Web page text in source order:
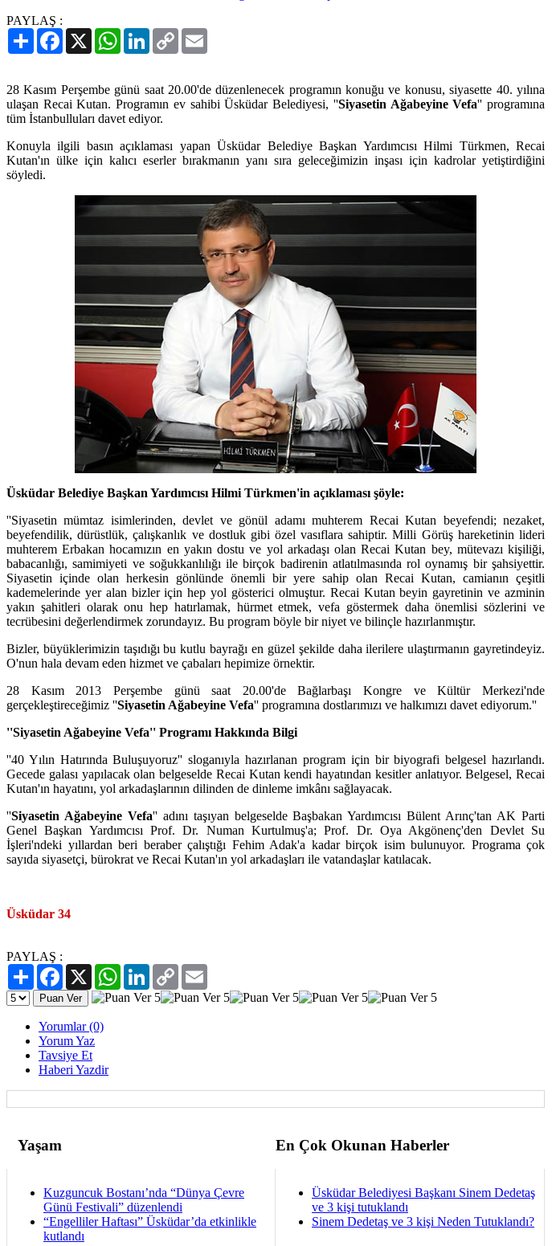
PAYLAŞ :
PaylaşFacebook
X WhatsAppLinkedIn
Copy
Link
28 Kasım Perşembe günü saat 20.00'de düzenlenecek programın konuğu ve konusu, siyasette 40. yılına
ulaşan Recai Kutan. Programın ev sahibi Üsküdar Belediyesi, ''Siyasetin Ağabeyine Vefa'' programına
tüm İstanbulluları davet ediyor.
Konuyla ilgili basın açıklaması yapan Üsküdar Belediye Başkan Yardımcısı Hilmi Türkmen, Recai
Kutan'ın ülke için kalıcı eserler bırakmanın yanı sıra geleceğimizin inşası için kadrolar yetiştirdiğini
söyledi.
Üsküdar Belediye Başkan Yardımcısı Hilmi Türkmen'in açıklaması şöyle:
''Siyasetin mümtaz isimlerinden, devlet ve gönül adamı muhterem Recai Kutan beyefendi; nezaket,
beyefendilik, dürüstlük, çalışkanlık ve dostluk gibi özel vasıflara sahiptir. Milli Görüş hareketinin lideri
muhterem Erbakan hocamızın en yakın dostu ve yol arkadaşı olan Recai Kutan bey, mütevazı kişiliği,
babacanlığı, samimiyeti ve soğukkanlılığı ile birçok badirenin atlatılmasında rol oynamış bir şahsiyettir.
Siyasetin içinde olan herkesin gönlünde önemli bir yere sahip olan Recai Kutan, camianın çeşitli
kademelerinde yer alan bizler için hep yol gösterici olmuştur. Recai Kutan beyin gayretinin ve azminin
yakın şahitleri olarak onu hep hatırlamak, hürmet etmek, vefa göstermek daha önemlisi sözlerini ve
tecrübesini değerlendirmek zorundayız. Bu program böyle bir niyet ve bilinçle hazırlanmıştır.
Bizler, büyüklerimizin taşıdığı bu kutlu bayrağı en güzel şekilde daha ilerilere ulaştırmanın gayretindeyiz.
O'nun hala devam eden hizmet ve çabaları hepimize örnektir.
28 Kasım 2013 Perşembe günü saat 20.00'de Bağlarbaşı Kongre ve Kültür Merkezi'nde
gerçekleştireceğimiz ''Siyasetin Ağabeyine Vefa'' programına dostlarımızı ve halkımızı davet ediyorum.''
''Siyasetin Ağabeyine Vefa'' Programı Hakkında Bilgi
''40 Yılın Hatırında Buluşuyoruz'' sloganıyla hazırlanan program için bir biyografi belgesel hazırlandı.
Gecede galası yapılacak olan belgeselde Recai Kutan kendi hayatından kesitler anlatıyor. Belgesel, Recai
Kutan'ın hayatını, yol arkadaşlarının dilinden de dinleme imkânı sağlayacak.
''Siyasetin Ağabeyine Vefa'' adını taşıyan belgeselde Başbakan Yardımcısı Bülent Arınç'tan AK Parti
Genel Başkan Yardımcısı Prof. Dr. Numan Kurtulmuş'a; Prof. Dr. Oya Akgönenç'den Devlet Su
İşleri'ndeki yıllardan beri beraber çalıştığı Fehim Adak'a kadar birçok isim bulunuyor. Programa çok
sayıda siyasetçi, bürokrat ve Recai Kutan'ın yol arkadaşları ile vatandaşlar katılacak.
Üsküdar 34
PAYLAŞ :
PaylaşFacebook
X WhatsAppLinkedIn
Copy
Link
Yorumlar (0)
Yorum Yaz
Tavsiye Et
Haberi Yazdir
Yaşam En Çok Okunan Haberler
Kuzguncuk Bostanı’nda “Dünya Çevre
Günü Festivali” düzenlendi
“Engelliler Haftası” Üsküdar’da etkinlikle
kutlandı
Üsküdar Belediyesi Başkanı Sinem Dedetaş
ve 3 kişi tutuklandı
Sinem Dedetaş ve 3 kişi Neden Tutuklandı?